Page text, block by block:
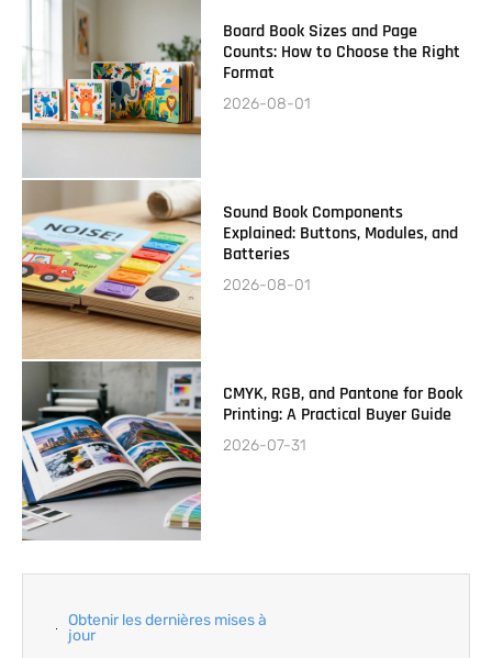
Board Book Sizes and Page
Counts: How to Choose the Right
Format
2026-08-01
Sound Book Components
Explained: Buttons, Modules, and
Batteries
2026-08-01
CMYK, RGB, and Pantone for Book
Printing: A Practical Buyer Guide
2026-07-31
Obtenir les dernières mises à
jour